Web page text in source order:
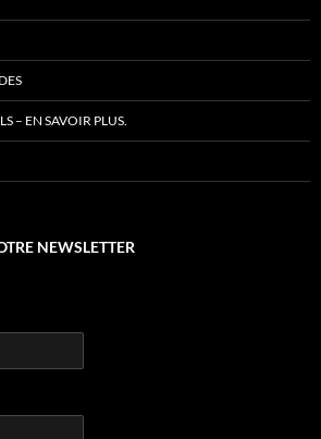
– EN SAVOIR PLUS.
NEWSLETTER